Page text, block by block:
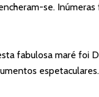
se.
fabulosa maré foi